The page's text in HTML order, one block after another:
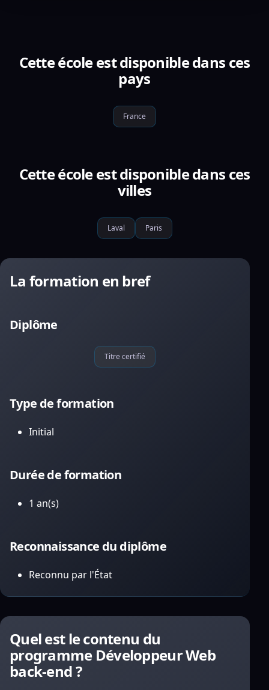
Cette école est disponible dans ces
pays
France
Cette école est disponible dans ces
villes
Laval Paris
La formation en bref
Diplôme
Titre certifié
Type de formation
Initial
Durée de formation
1 an(s)
Reconnaissance du diplôme
Reconnu par l'État
Quel est le contenu du
programme Développeur Web
back-end ?